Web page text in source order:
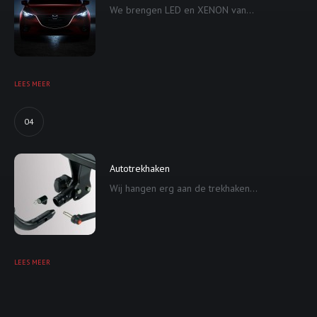
We brengen LED en XENON van...
LEES MEER
04
Autotrekhaken
Wij hangen erg aan de trekhaken...
LEES MEER